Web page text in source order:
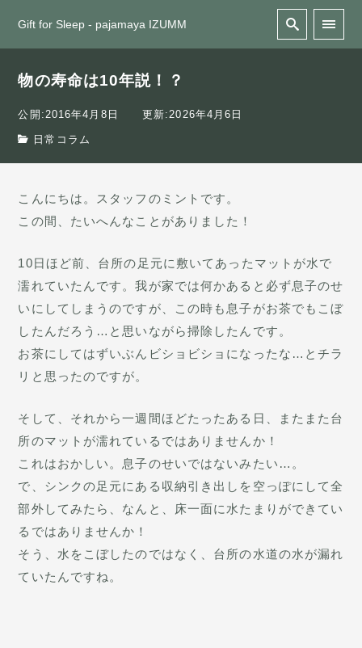
Gift for Sleep - pajamaya IZUMM
物の寿命は10年説！？
公開:2016年4月8日 更新:2026年4月6日
日常コラム
こんにちは。スタッフのミントです。
この間、たいへんなことがありました！
10日ほど前、台所の足元に敷いてあったマットが水で
濡れていたんです。我が家では何かあると必ず息子のせ
いにしてしまうのですが、この時も息子がお茶でもこぼ
したんだろう…と思いながら掃除したんです。
お茶にしてはずいぶんビショビショになったな…とチラ
リと思ったのですが。
そして、それから一週間ほどたったある日、またまた台
所のマットが濡れているではありませんか！
これはおかしい。息子のせいではないみたい…。
で、シンクの足元にある収納引き出しを空っぽにして全
部外してみたら、なんと、床一面に水たまりができてい
るではありませんか！
そう、水をこぼしたのではなく、台所の水道の水が漏れ
ていたんですね。